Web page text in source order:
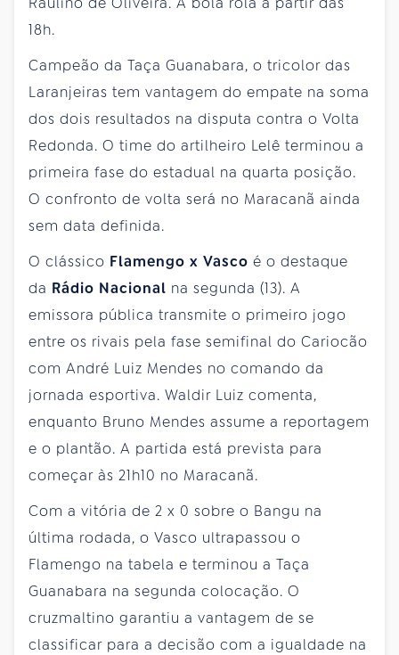
18h.
Campeão da Taça Guanabara, o tricolor das
Laranjeiras tem vantagem do empate na soma
dos dois resultados na disputa contra o Volta
Redonda. O time do artilheiro Lelê terminou a
primeira fase do estadual na quarta posição.
O confronto de volta será no Maracanã ainda
sem data definida.
O clássico Flamengo x Vasco é o destaque
da Rádio Nacional na segunda (13). A
emissora pública transmite o primeiro jogo
entre os rivais pela fase semifinal do Cariocão
com André Luiz Mendes no comando da
jornada esportiva. Waldir Luiz comenta,
enquanto Bruno Mendes assume a reportagem
e o plantão. A partida está prevista para
começar às 21h10 no Maracanã.
Com a vitória de 2 x 0 sobre o Bangu na
última rodada, o Vasco ultrapassou o
Flamengo na tabela e terminou a Taça
Guanabara na segunda colocação. O
cruzmaltino garantiu a vantagem de se
classificar para a decisão com a igualdade na